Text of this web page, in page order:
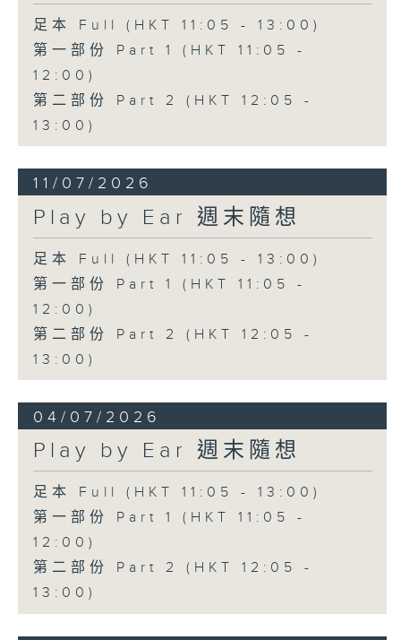
足本 Full (HKT 11:05 - 13:00)
第一部份 Part 1 (HKT 11:05 -
12:00)
第二部份 Part 2 (HKT 12:05 -
13:00)
11/07/2026
Play by Ear 週末隨想
足本 Full (HKT 11:05 - 13:00)
第一部份 Part 1 (HKT 11:05 -
12:00)
第二部份 Part 2 (HKT 12:05 -
13:00)
04/07/2026
Play by Ear 週末隨想
足本 Full (HKT 11:05 - 13:00)
第一部份 Part 1 (HKT 11:05 -
12:00)
第二部份 Part 2 (HKT 12:05 -
13:00)